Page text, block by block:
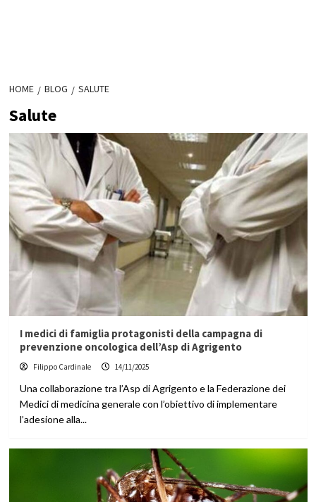
HOME BLOG SALUTE
Salute
I medici di famiglia protagonisti della campagna di
prevenzione oncologica dell’Asp di Agrigento
Filippo Cardinale 14/11/2025
Una collaborazione tra l’Asp di Agrigento e la Federazione dei
Medici di medicina generale con l’obiettivo di implementare
l’adesione alla...